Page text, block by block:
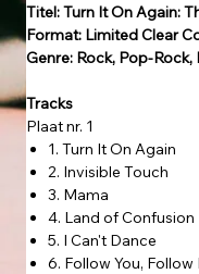
Titel: Turn It On Again:
Format: Limited Clear
Genre: Rock, Pop-
Tracks
Plaat nr. 1
1. Turn It On Again
2. Invisible Touch
3. Mama
4. Land of Confusion
5. I Can't Dance
6. Follow You, Follow